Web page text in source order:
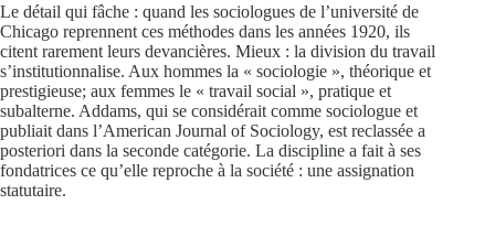
Le détail qui fâche : quand les sociologues de l’université de
Chicago reprennent ces méthodes dans les années 1920, ils
citent rarement leurs devancières. Mieux : la division du travail
s’institutionnalise. Aux hommes la « sociologie », théorique et
prestigieuse; aux femmes le « travail social », pratique et
subalterne. Addams, qui se considérait comme sociologue et
publiait dans l’American Journal of Sociology, est reclassée a
posteriori dans la seconde catégorie. La discipline a fait à ses
fondatrices ce qu’elle reproche à la société : une assignation
statutaire.